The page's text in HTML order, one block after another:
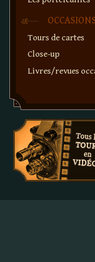
Tours de cartes
Close-up
Livres/revues